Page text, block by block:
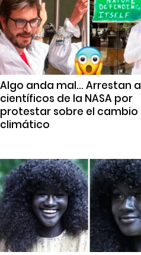
Algo anda mal… Arrestan a
científicos de la NASA por
protestar sobre el cambio
climático